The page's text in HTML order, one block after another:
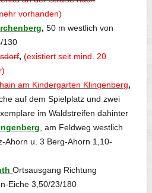
vorhanden)
,50 m westlich von
130
,(existiert seit mind. 20
am Kindergarten Klingenberg,
auf dem Spielplatz und zwei
im Waldstreifen dahinter
, am Feldweg westlich
Ahorn u. 3 Berg-Ahorn 1,10-
Ortsausgang Richtung
Eiche 3,50/23/180